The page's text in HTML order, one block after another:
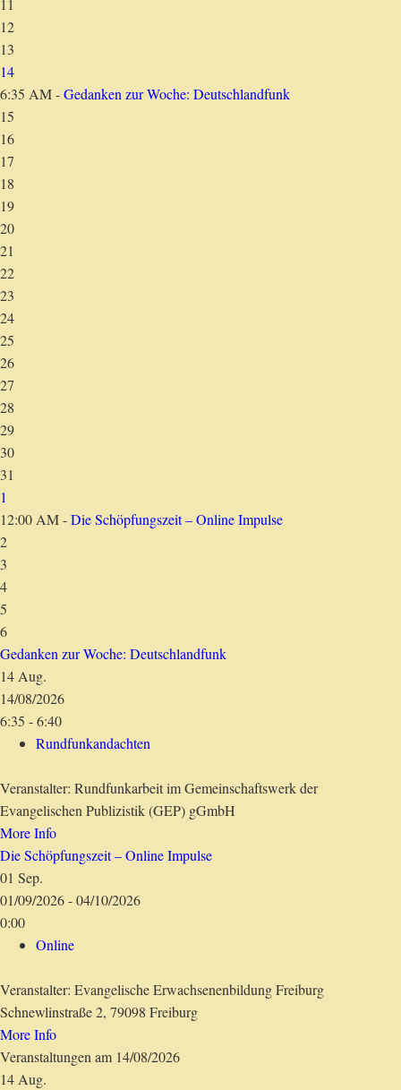
12
13
14
6:35 AM -Gedanken zur Woche: Deutschlandfunk
15
16
17
18
19
20
21
22
23
24
25
26
27
28
29
30
31
1
12:00 AM -Die Schöpfungszeit – Online Impulse
2
3
4
5
6
Gedanken zur Woche: Deutschlandfunk
14 Aug.
14/08/2026
6:35 - 6:40
Rundfunkandachten
Veranstalter: Rundfunkarbeit im Gemeinschaftswerk der
Evangelischen Publizistik (GEP) gGmbH
More Info
Die Schöpfungszeit – Online Impulse
01 Sep.
01/09/2026 - 04/10/2026
0:00
Online
Veranstalter: Evangelische Erwachsenenbildung Freiburg
Schnewlinstraße 2, 79098 Freiburg
More Info
Veranstaltungen am 14/08/2026
14 Aug.